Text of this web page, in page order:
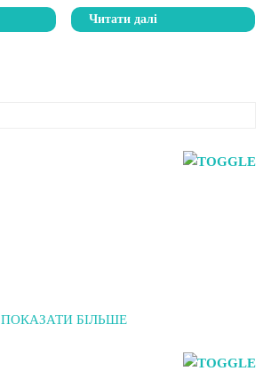
Читати далі
ПОКАЗАТИ БІЛЬШЕ